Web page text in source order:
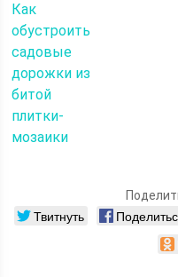
Как
обустроить
садовые
дорожки из
битой
плитки-
мозаики
Твитнуть